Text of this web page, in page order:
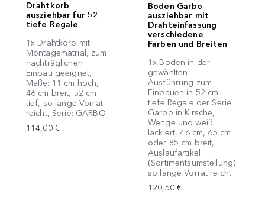
Drahtkorb
ausziehbar für 52
tiefe Regale
1x Drahtkorb mit
Montagematrial, zum
nachträglichen
Einbau geeignet,
Maße: 11 cm hoch,
46 cm breit, 52 cm
tief, so lange Vorrat
reicht, Serie: GARBO
114,00 €
Boden Garbo
ausziehbar mit
Drahteinfassung
verschiedene
Farben und Breiten
1x Boden in der
gewählten
Ausführung zum
Einbauen in 52 cm
tiefe Regale der Serie
Garbo in Kirsche,
Wenge und weiß
lackiert, 46 cm, 65 cm
oder 85 cm breit,
Auslaufartikel
(Sortimentsumstellung)
so lange Vorrat reicht
120,50 €